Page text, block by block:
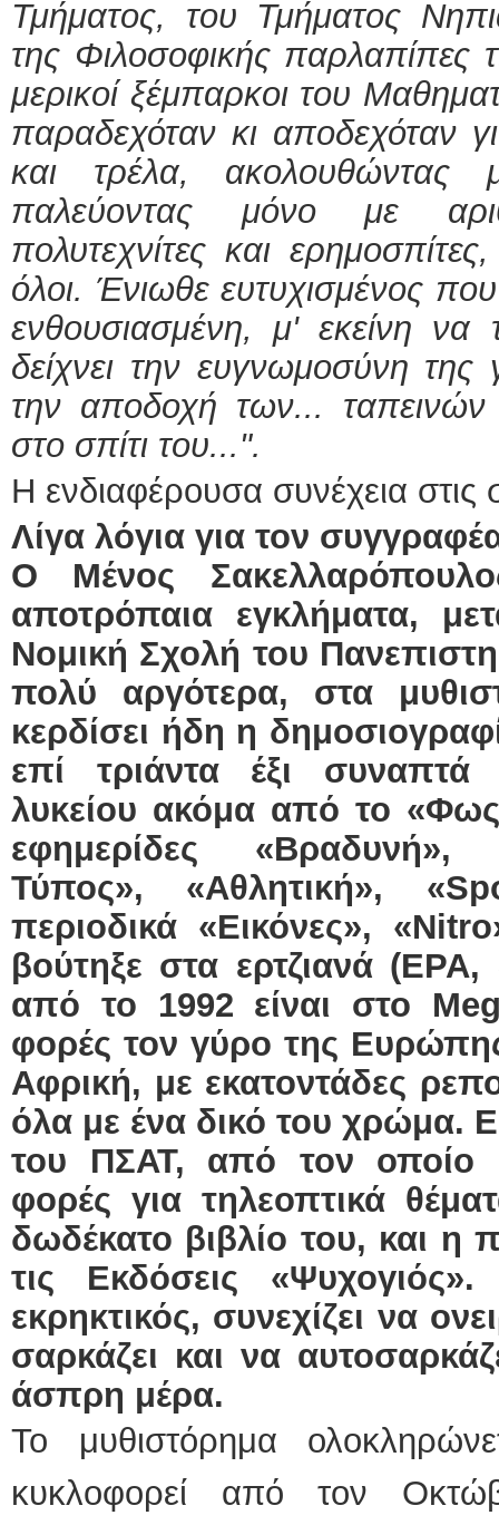
Τμήματος, του Τμήματος
της Φιλοσοφικής παρλαπίπες
μερικοί ξέμπαρκοι του
παραδεχόταν κι αποδεχόταν
και τρέλα, ακολουθώντας
παλεύοντας μόνο με
πολυτεχνίτες και
όλοι. Ένιωθε ευτυχισμένος
ενθουσιασμένη, μ' εκείνη να
δείχνει την ευγνωμοσύνη της
την αποδοχή των...
στο σπίτι του...".
Η ενδιαφέρουσα συνέχεια στις
Λίγα λόγια για τον
Ο Μένος
αποτρόπαια εγκλήματα,
Νομική Σχολή του
πολύ αργότερα, στα
κερδίσει ήδη η
επί τριάντα έξι συναπτά
λυκείου ακόμα από το
εφημερίδες «Βραδυνή»,
Τύπος», «Αθλητική»,
περιοδικά «Εικόνες»,
βούτηξε στα ερτζιανά
από το 1992 είναι στο
φορές τον γύρο της
Αφρική, με εκατοντάδες
όλα με ένα δικό του χρώμα.
του ΠΣΑΤ, από τον οποίο
φορές για τηλεοπτικά
δωδέκατο βιβλίο του, και η
τις Εκδόσεις
εκρηκτικός, συνεχίζει να
σαρκάζει και να
άσπρη μέρα.
Το μυθιστόρημα
κυκλοφορεί από τον